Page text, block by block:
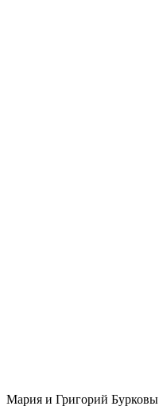
Мария и Григорий Бурковы